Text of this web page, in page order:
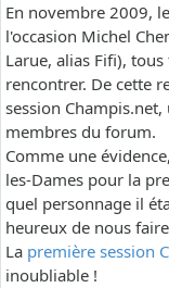
En novembre 2009,
l'occasion Michel
Larue, alias Fifi),
rencontrer. De cette
session
membres du forum.
Comme une
les-Dames pour la
quel personnage il
heureux de nous
La première session
inoubliable !